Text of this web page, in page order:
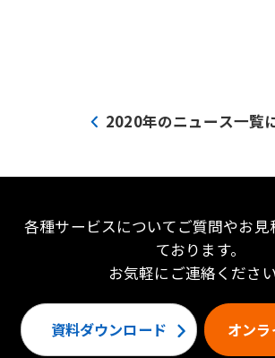
2020年のニュース一覧
各種サービスについてご質問やお見
ております。
お気軽にご連絡ください
資料ダウンロード オン